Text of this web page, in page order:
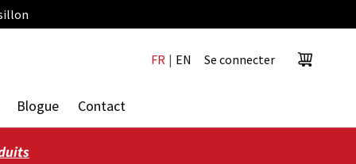
FR | EN Se connecter
Panier
Blogue Contact